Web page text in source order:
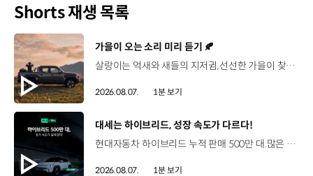
Shorts 재생 목록
[동영상]
가을이 오는 소리 미리 듣기 🍂
살랑이는 억새와 새들의 지저귐,선선한 가을이 찾아오는 소리. 더 기아 타스만과 함께 계절을 만나보세요. 🎧 *본 영상은 AI를 활용해 제작했습니다. #기아 #더기아타스만 #타스만 #가을 #입추 #Tasman #ASMR
2026.08.07. 1분 보기
[동영상]
대세는 하이브리드, 성장 속도가 다르다!
현대자동차 하이브리드 누적 판매 500만 대.많은 운전자들이 선택한 이유는 무엇일까요? 현대진행형 팟캐스트 EP.21에서 확인하세요.📻 #현대자동차그룹 #현대진행형 #모빌리티팟캐스트 #하이브리드 #연료 #미래모빌리티 #모빌리티
2026.08.07. 1분 보기